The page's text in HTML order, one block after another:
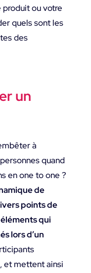
ou votre
quels sont les
des
un
à
quand
en one to one ?
de
points de
qui
lors d’un
et mettent ainsi